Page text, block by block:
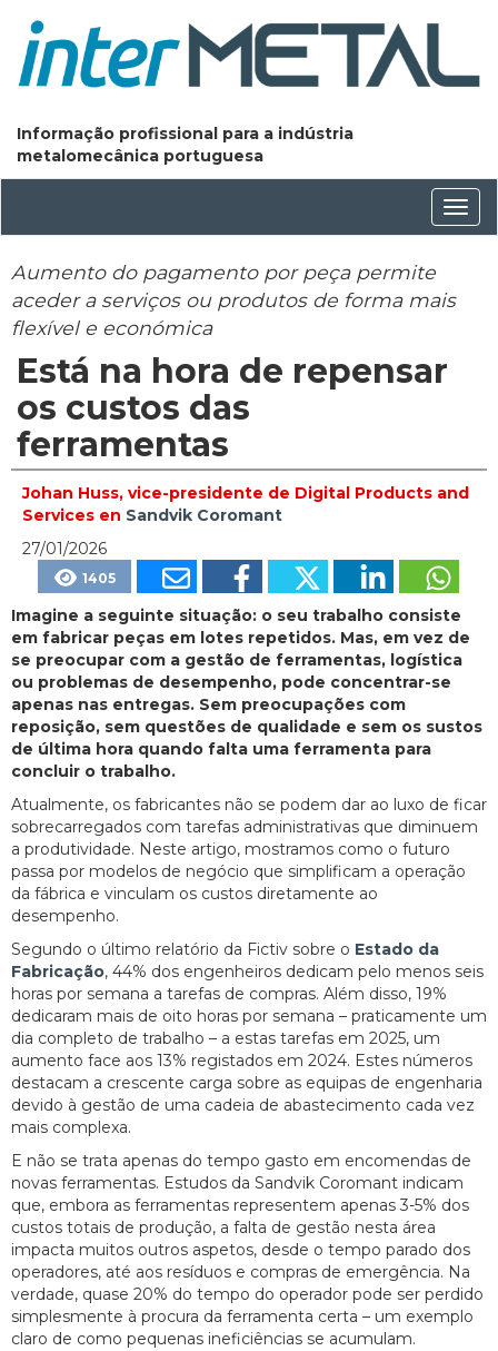
Informação profissional para a indústria
metalomecânica portuguesa
Aumento do pagamento por peça permite
aceder a serviços ou produtos de forma mais
flexível e económica
Está na hora de repensar
os custos das
ferramentas
Johan Huss, vice-presidente de Digital Products and
Services en Sandvik Coromant
27/01/2026
1405
Imagine a seguinte situação: o seu trabalho consiste
em fabricar peças em lotes repetidos. Mas, em vez de
se preocupar com a gestão de ferramentas, logística
ou problemas de desempenho, pode concentrar-se
apenas nas entregas. Sem preocupações com
reposição, sem questões de qualidade e sem os sustos
de última hora quando falta uma ferramenta para
concluir o trabalho.
Atualmente, os fabricantes não se podem dar ao luxo de ficar
sobrecarregados com tarefas administrativas que diminuem
a produtividade. Neste artigo, mostramos como o futuro
passa por modelos de negócio que simplificam a operação
da fábrica e vinculam os custos diretamente ao
desempenho.
Segundo o último relatório da Fictiv sobre o Estado da
Fabricação, 44% dos engenheiros dedicam pelo menos seis
horas por semana a tarefas de compras. Além disso, 19%
dedicaram mais de oito horas por semana – praticamente um
dia completo de trabalho – a estas tarefas em 2025, um
aumento face aos 13% registados em 2024. Estes números
destacam a crescente carga sobre as equipas de engenharia
devido à gestão de uma cadeia de abastecimento cada vez
mais complexa.
E não se trata apenas do tempo gasto em encomendas de
novas ferramentas. Estudos da Sandvik Coromant indicam
que, embora as ferramentas representem apenas 3-5% dos
custos totais de produção, a falta de gestão nesta área
impacta muitos outros aspetos, desde o tempo parado dos
operadores, até aos resíduos e compras de emergência. Na
verdade, quase 20% do tempo do operador pode ser perdido
simplesmente à procura da ferramenta certa – um exemplo
claro de como pequenas ineficiências se acumulam.